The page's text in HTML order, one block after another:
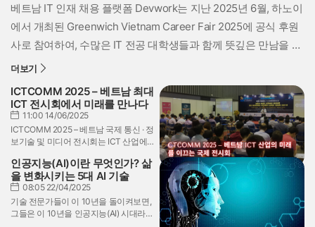
베트남 IT 인재 채용 플랫폼 Devwork는 지난 2025년 6월, 하노이
에서 개최된 Greenwich Vietnam Career Fair 2025에 공식 후원
사로 참여하여, 수많은 IT 전공 대학생들과 함께 뜻깊은 만남을 가
졌습니다.그리니치 베트남 취업 박람회는 Greenwich Vietnam 대
인 취업 및 진로 박람회로, 학생들과 우수한 기업 간의 전략적 교
류의 장을 제공합니다. 이번 행사에는 수백 명의 대학생이 참가해,
다양한 실습 및 취업 기회를 탐색하며 본인의 커리어를 구체화할
수 있는 시간으로 채워졌습니다....
더보기
ICTCOMM 2025 – 베트남 최대
ICT 전시회에서 미래를 만나다
11:00 14/06/2025
ICTCOMM 2025 – 베트남 국제 통신 · 정
보기술 및 미디어 전시회는 ICT 산업에
될 동남아시아 최대 규모의 산업 박람회
입니다.올해 전시회는 2025년 6월 12일
(목)부터 6월 14일(토)까지, 베트남 호찌
민시의 **사이공 전시컨벤션센터
(SECC)**에서 개최될 예정입니다.본 전
인공지능(AI)이란 무엇인가? 삶
을 변화시키는 5대 AI 기술
08:05 22/04/2025
기술 전문가들이 이 10년을 돌이켜보면,
그들은 이 10년을 인공지능(AI) 시대라고